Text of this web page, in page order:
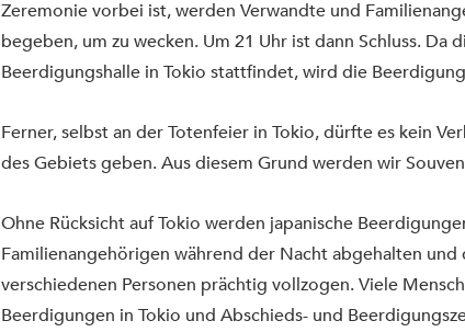
Zeremonie vorbei ist, werden Verwandte und
begeben, um zu wecken. Um 21 Uhr ist dann Schluss. Da
Beerdigungshalle in Tokio stattfindet, wird die
Ferner, selbst an der Totenfeier in Tokio, dürfte es kein
des Gebiets geben. Aus diesem Grund werden wir
Ohne Rücksicht auf Tokio werden japanische
Familienangehörigen während der Nacht abgehalten
verschiedenen Personen prächtig vollzogen. Viele
Beerdigungen in Tokio und Abschieds- und